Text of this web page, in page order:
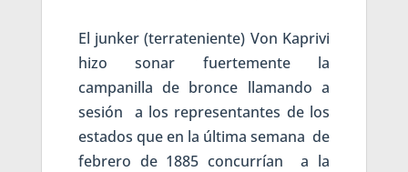
El junker (terrateniente) Von Kaprivi
hizo sonar fuertemente la
campanilla de bronce llamando a
sesión a los representantes de los
estados que en la última semana de
febrero de 1885 concurrían a la